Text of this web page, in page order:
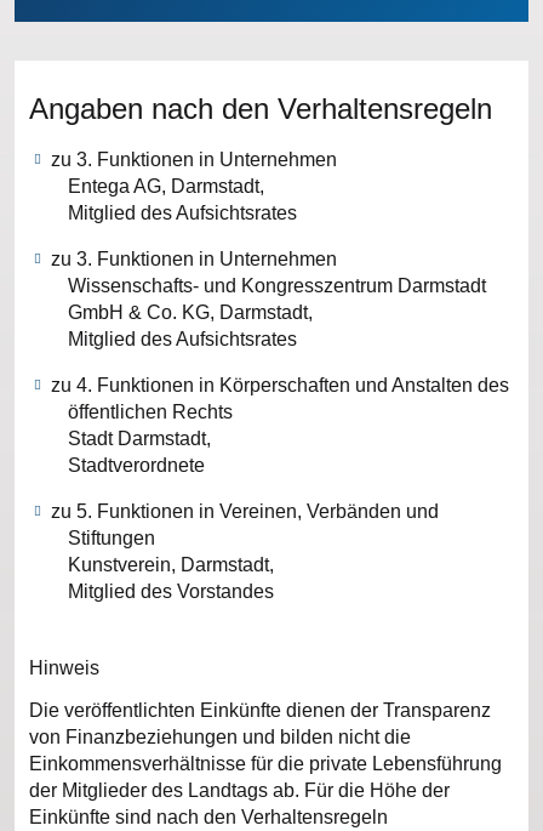
Angaben nach den Verhaltensregeln
zu 3. Funktionen in Unternehmen
Entega AG, Darmstadt,
Mitglied des Aufsichtsrates
zu 3. Funktionen in Unternehmen
Wissenschafts- und Kongresszentrum Darmstadt
GmbH & Co. KG, Darmstadt,
Mitglied des Aufsichtsrates
zu 4. Funktionen in Körperschaften und Anstalten des
öffentlichen Rechts
Stadt Darmstadt,
Stadtverordnete
zu 5. Funktionen in Vereinen, Verbänden und
Stiftungen
Kunstverein, Darmstadt,
Mitglied des Vorstandes
Hinweis
Die veröffentlichten Einkünfte dienen der Transparenz
von Finanzbeziehungen und bilden nicht die
Einkommensverhältnisse für die private Lebensführung
der Mitglieder des Landtags ab. Für die Höhe der
Einkünfte sind nach den Verhaltensregeln